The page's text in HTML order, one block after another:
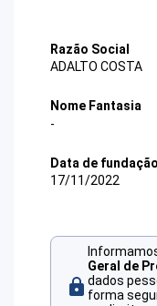
Razão Social
ADALTO COSTA
Nome Fantasia
-
Data de fundação
17/11/2022
Geral de
dados
forma